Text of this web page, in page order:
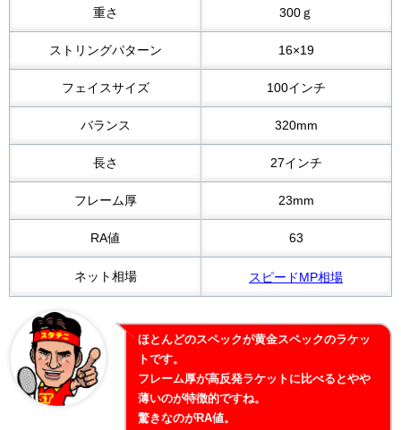
重さ 300ｇ
ストリングパターン 16×19
フェイスサイズ 100インチ
バランス 320mm
長さ 27インチ
フレーム厚 23mm
RA値 63
ネット相場 スピードMP相場
ほとんどのスペックが黄金スペックのラケッ
トです。
フレーム厚が高反発ラケットに比べるとやや
薄いのが特徴的ですね。
驚きなのがRA値。